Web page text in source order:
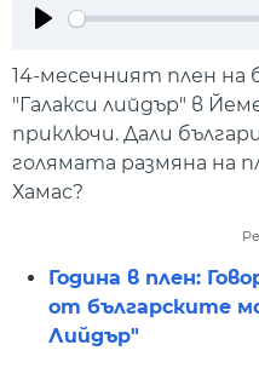
14-месечният плен на
"Галакси лийдър" в
приключи. Дали
голямата размяна на
Хамас?
Година в плен:
от българските
Лийдър"